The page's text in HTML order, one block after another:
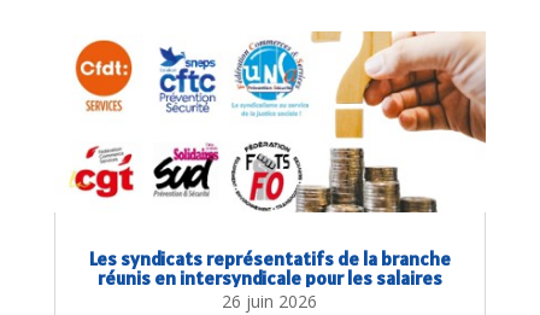
Les syndicats représentatifs de la branche
réunis en intersyndicale pour les salaires
26 juin 2026